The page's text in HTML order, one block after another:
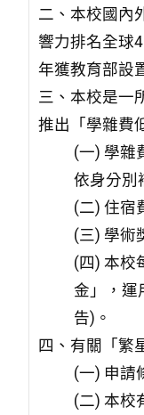
二、本校國內
響力排名全球
年獲教育部設
三、本校是一
推出「學雜費
(一) 學雜
依身分別
(二) 住宿
(三) 學術
(四) 本校
金」，運
告)。
四、有關「繁
(一) 申請
(二) 本校